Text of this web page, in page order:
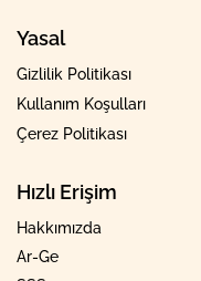
Yasal
Gizlilik Politikası
Kullanım Koşulları
Çerez Politikası
Hızlı Erişim
Hakkımızda
Ar-Ge